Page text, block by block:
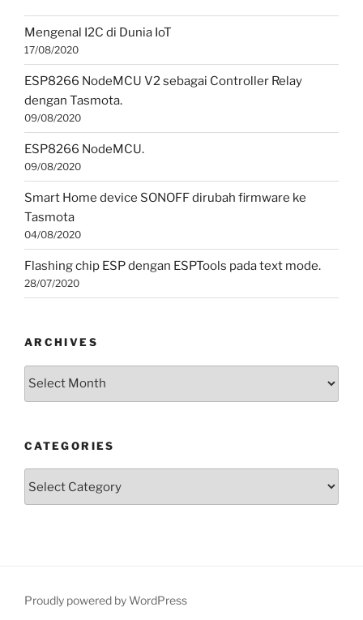
Mengenal I2C di Dunia IoT
17/08/2020
ESP8266 NodeMCU V2 sebagai Controller Relay
dengan Tasmota.
09/08/2020
ESP8266 NodeMCU.
09/08/2020
Smart Home device SONOFF dirubah firmware ke
Tasmota
04/08/2020
Flashing chip ESP dengan ESPTools pada text mode.
28/07/2020
ARCHIVES
Archives
CATEGORIES
Proudly powered by WordPress